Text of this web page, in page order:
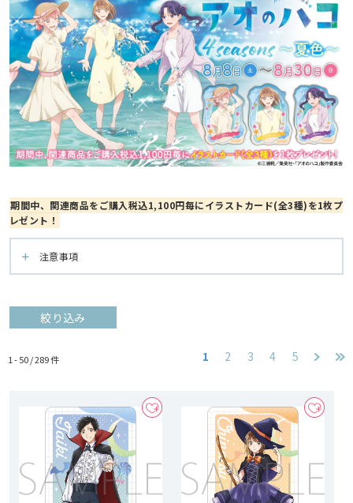
期間中、関連商品をご購入税込1,100円毎にイラストカード(全3種)を1枚プ
レゼント！
注意事項
絞り込み
1 - 50 /289件 1 2 3 4 5